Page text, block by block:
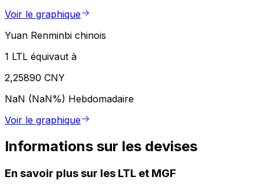
Voir le graphique
Yuan Renminbi chinois
1 LTL équivaut à
2,25890 CNY
NaN (NaN%) Hebdomadaire
Voir le graphique
Informations sur les devises
En savoir plus sur les LTL et MGF